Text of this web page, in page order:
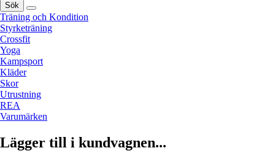
Sök
Träning och Kondition
Styrketräning
Crossfit
Yoga
Kampsport
Kläder
Skor
Utrustning
REA
Varumärken
Lägger till i kundvagnen...